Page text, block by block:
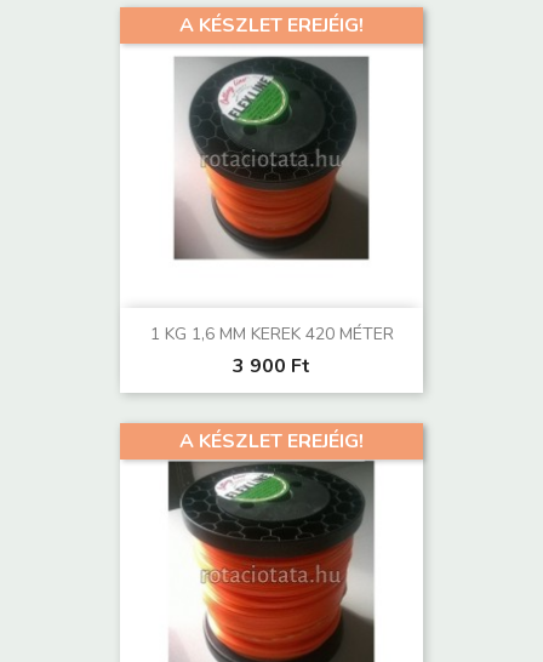
1 KG 1,6 MM KEREK 420 MÉTER
3 900 Ft
A KÉSZLET EREJÉIG!
A KÉSZLET EREJÉIG!